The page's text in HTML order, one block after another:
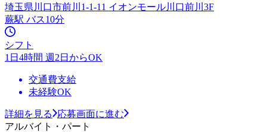
埼玉県川口市前川1-1-11 イオンモール川口前川3F
蕨駅 バス10分
シフト
1日4時間 週2日からOK
交通費支給
未経験OK
詳細を見る
応募画面に進む
アルバイト・パート